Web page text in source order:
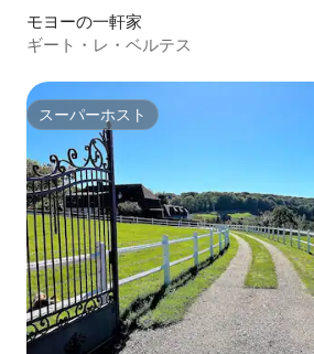
モヨーの一軒家
ギート・レ・ベルテス
スーパーホスト
スーパーホスト